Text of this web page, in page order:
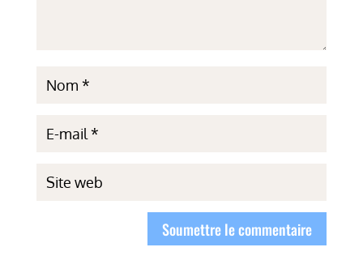
Soumettre le commentaire